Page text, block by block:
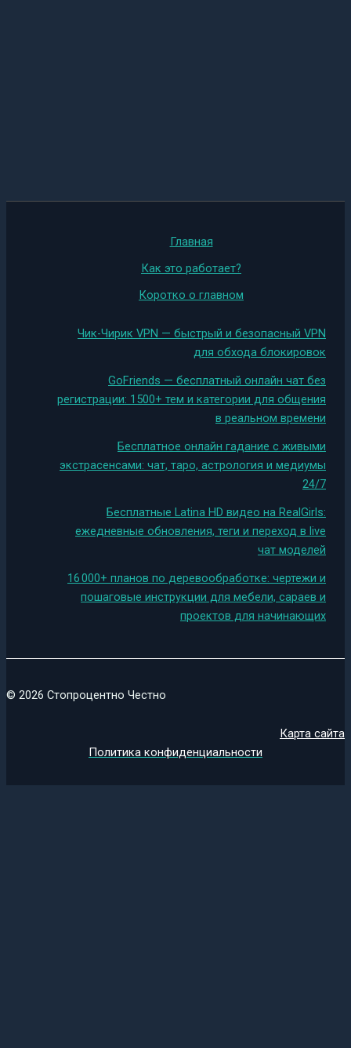
Главная
Как это работает?
Коротко о главном
Чик-Чирик VPN — быстрый и безопасный VPN
для обхода блокировок
GoFriends — бесплатный онлайн чат без
регистрации: 1500+ тем и категории для общения
в реальном времени
Бесплатное онлайн гадание с живыми
экстрасенсами: чат, таро, астрология и медиумы
24/7
Бесплатные Latina HD видео на RealGirls:
ежедневные обновления, теги и переход в live
чат моделей
16 000+ планов по деревообработке: чертежи и
пошаговые инструкции для мебели, сараев и
проектов для начинающих
© 2026 Стопроцентно Честно
Карта сайта
Политика конфиденциальности